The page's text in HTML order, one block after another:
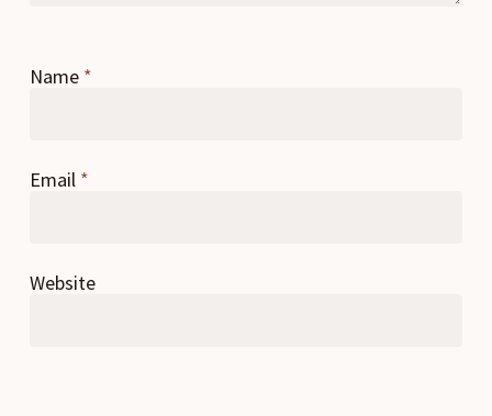
Name *
Email *
Website